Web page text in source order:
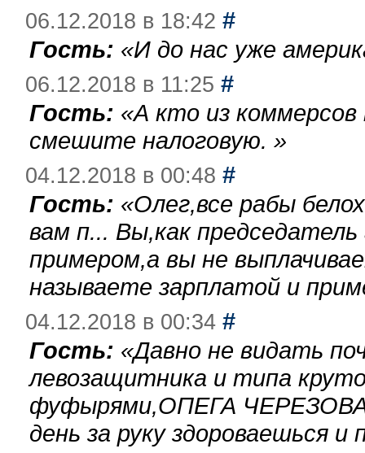
06.12.2018 в 18:42 #
Гость: «И до нас уже
06.12.2018 в 11:25 #
Гость: «А кто из
смешите налоговую. »
04.12.2018 в 00:48 #
Гость: «Олег,все рабы
вам п... Вы,как
примером,а вы не
называете зарплатой и
04.12.2018 в 00:34 #
Гость: «Давно не видать
левозащитника и типа
фуфырями,ОПЕГА
день за руку здороваешься